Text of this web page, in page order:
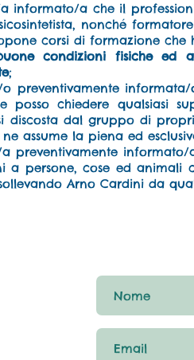
informato/a che il
nonché
corsi di formazione che
condizioni fisiche ed
;
o preventivamente
posso chiedere qualsiasi
discosta dal gruppo di
ne assume la piena ed
a preventivamente
a persone, cose ed animali
Arno Cardini da